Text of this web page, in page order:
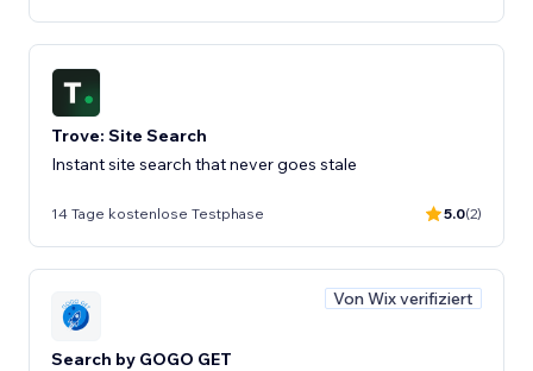
Trove: Site Search
Instant site search that never goes stale
14 Tage kostenlose Testphase 5.0(2)
Von Wix verifiziert
Search by GOGO GET